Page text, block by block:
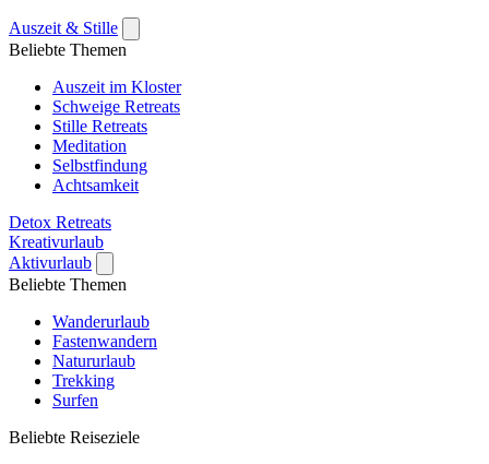
Auszeit & Stille
Beliebte Themen
Auszeit im Kloster
Schweige Retreats
Stille Retreats
Meditation
Selbstfindung
Achtsamkeit
Detox Retreats
Kreativurlaub
Aktivurlaub
Beliebte Themen
Wanderurlaub
Fastenwandern
Natururlaub
Trekking
Surfen
Beliebte Reiseziele